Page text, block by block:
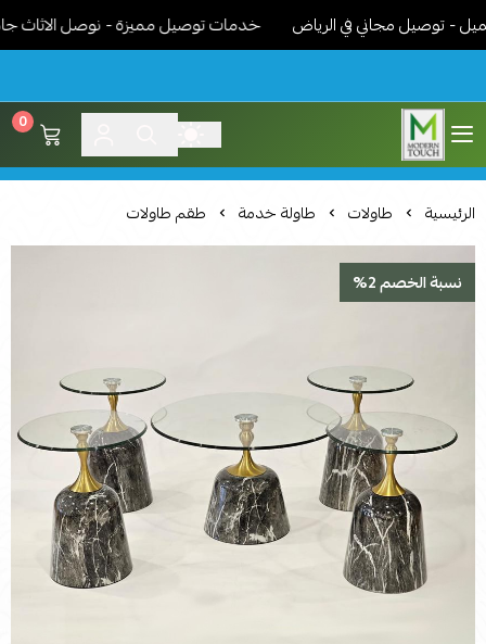
مجاني في الرياض خدمات توصيل مميزة - نوصل الاثاث
اثاث مودرن لمسة عصرية
0
الرئيسية طاولات طاولة خدمة طقم طاولات
نسبة الخصم 2%